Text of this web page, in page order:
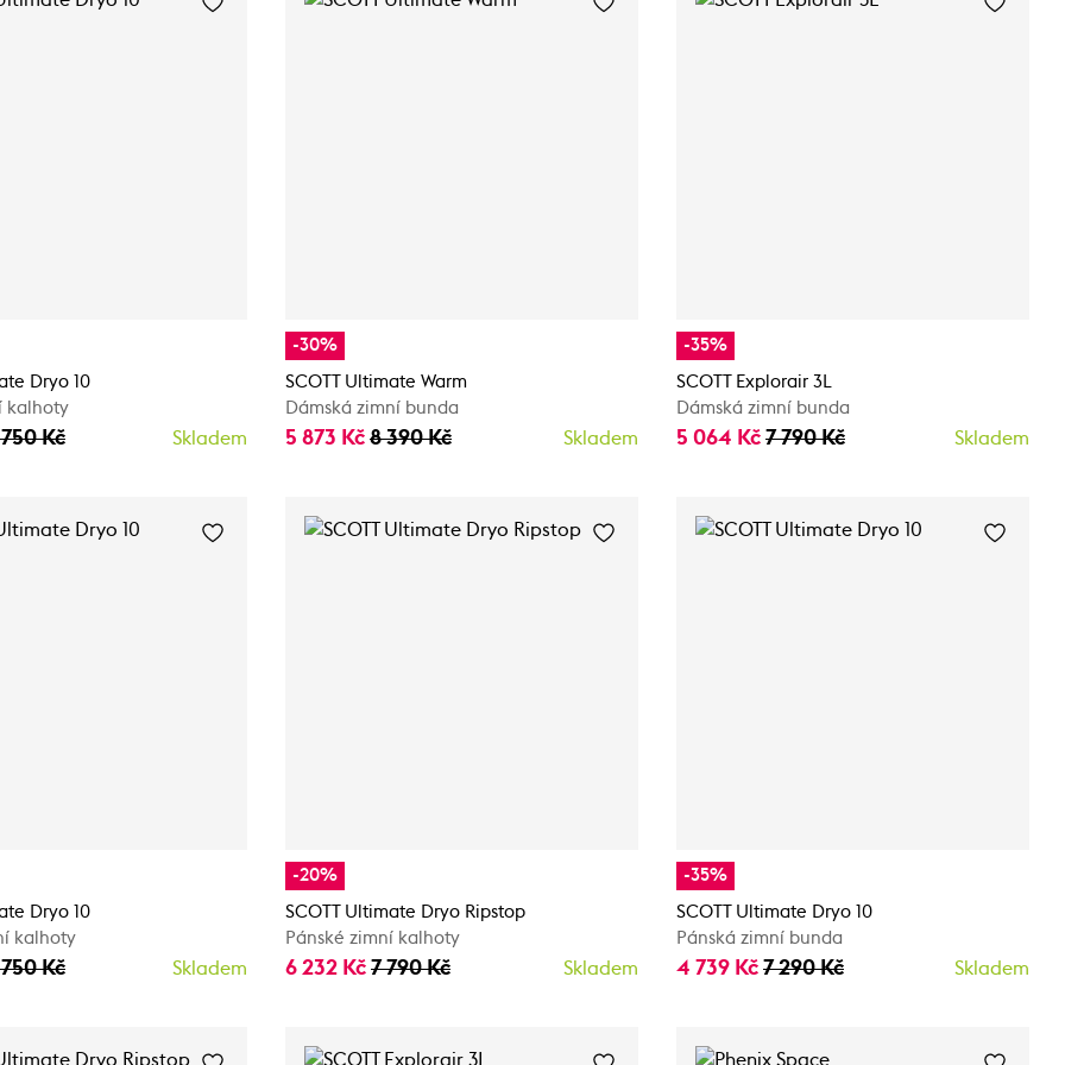
Dryo 10
kalhoty
Kč Skladem
-30%
SCOTT Ultimate Warm
Dámská zimní bunda
5 873 Kč 8 390 Kč Skladem
-35%
SCOTT Explorair 3L
Dámská zimní bunda
5 064 Kč 7 790 Kč Skladem
Dryo 10
kalhoty
Kč Skladem
-20%
SCOTT Ultimate Dryo Ripstop
Pánské zimní kalhoty
6 232 Kč 7 790 Kč Skladem
-35%
SCOTT Ultimate Dryo 10
Pánská zimní bunda
4 739 Kč 7 290 Kč Skladem